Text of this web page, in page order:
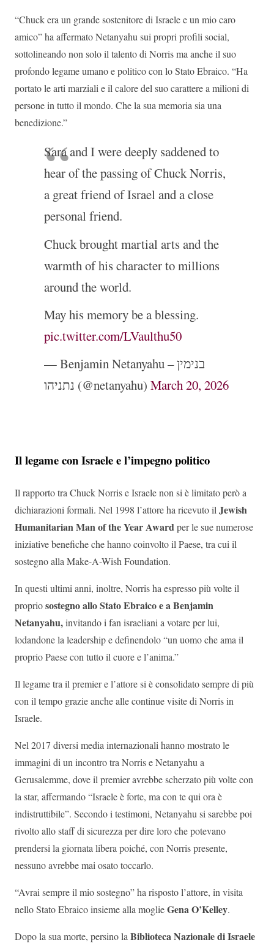
“Chuck era un grande sostenitore di Israele e un mio caro
amico” ha affermato Netanyahu sui propri profili social,
sottolineando non solo il talento di Norris ma anche il suo
profondo legame umano e politico con lo Stato Ebraico. “Ha
portato le arti marziali e il calore del suo carattere a milioni di
persone in tutto il mondo. Che la sua memoria sia una
benedizione.”
Sara and I were deeply saddened to
hear of the passing of Chuck Norris,
a great friend of Israel and a close
personal friend.
Chuck brought martial arts and the
warmth of his character to millions
around the world.
May his memory be a blessing.
pic.twitter.com/LVaulthu50
— Benjamin Netanyahu – בנימין
נתניהו (@netanyahu) March 20, 2026
Il legame con Israele e l’impegno politico
Il rapporto tra Chuck Norris e Israele non si è limitato però a
dichiarazioni formali. Nel 1998 l’attore ha ricevuto ilJewish
Humanitarian Man of the Year Awardper le sue numerose
iniziative benefiche che hanno coinvolto il Paese, tra cui il
sostegno alla Make-A-Wish Foundation.
In questi ultimi anni, inoltre, Norris ha espresso più volte il
propriosostegno allo Stato Ebraico e a Benjamin
Netanyahu,invitando i fan israeliani a votare per lui,
lodandone la leadership e definendolo “un uomo che ama il
proprio Paese con tutto il cuore e l’anima.”
Il legame tra il premier e l’attore si è consolidato sempre di più
con il tempo grazie anche alle continue visite di Norris in
Israele.
Nel 2017 diversi media internazionali hanno mostrato le
immagini di un incontro tra Norris e Netanyahu a
Gerusalemme, dove il premier avrebbe scherzato più volte con
la star, affermando “Israele è forte, ma con te qui ora è
indistruttibile”. Secondo i testimoni, Netanyahu si sarebbe poi
rivolto allo staff di sicurezza per dire loro che potevano
prendersi la giornata libera poiché, con Norris presente,
nessuno avrebbe mai osato toccarlo.
“Avrai sempre il mio sostegno” ha risposto l’attore, in visita
nello Stato Ebraico insieme alla moglieGena O’Kelley.
Dopo la sua morte, persino laBiblioteca Nazionale di Israele